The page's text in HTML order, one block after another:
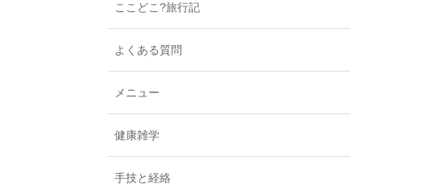
ここどこ?旅行記
よくある質問
メニュー
健康雑学
手技と経絡